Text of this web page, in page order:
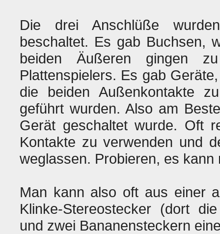
Die drei Anschlüße
beschaltet. Es gab Buchsen,
beiden Äußeren gingen
Plattenspielers. Es gab
die beiden Außenkontakte
geführt wurden. Also am
Gerät geschaltet wurde. Oft
Kontakte zu verwenden und
weglassen. Probieren, es
Man kann also oft aus einer
Klinke-Stereostecker (dort
und zwei Bananensteckern